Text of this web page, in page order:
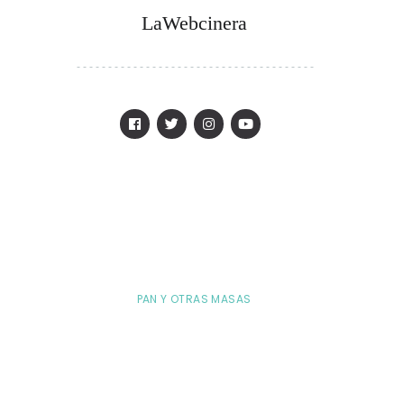
LaWebcinera
PAN Y OTRAS MASAS